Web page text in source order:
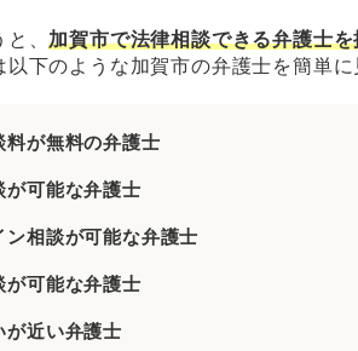
の意向を尊重してくれる弁護士を
と、加賀市で法律相談できる弁護士
以下のような加賀市の弁護士を簡単に
料が無料の弁護士
が可能な弁護士
ン相談が可能な弁護士
が可能な弁護士
が近い弁護士